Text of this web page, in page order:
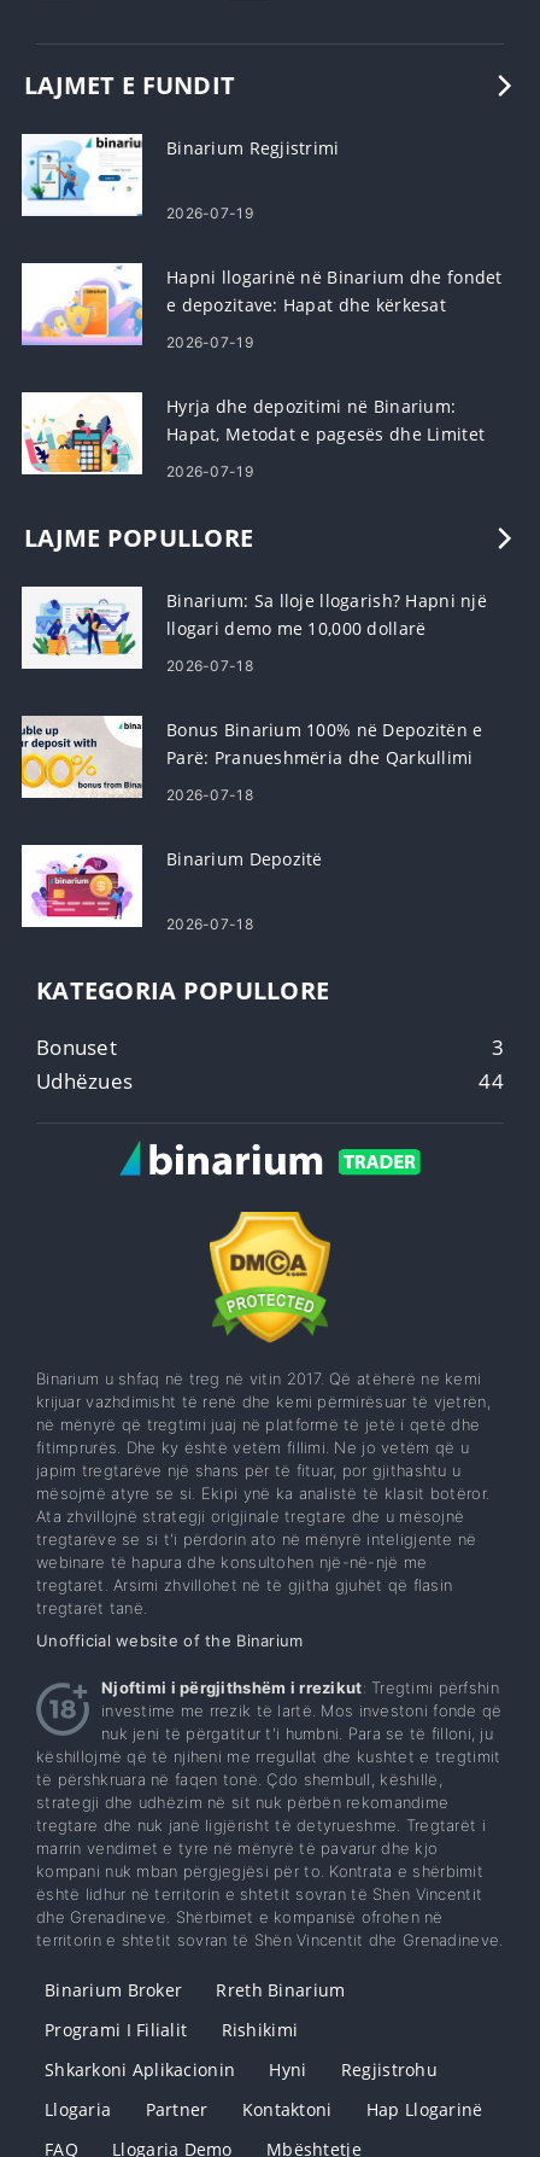
LAJMET E FUNDIT
Binarium Regjistrimi
2026-07-19
Hapni llogarinë në Binarium dhe fondet
e depozitave: Hapat dhe kërkesat
2026-07-19
Hyrja dhe depozitimi në Binarium:
Hapat, Metodat e pagesës dhe Limitet
2026-07-19
LAJME POPULLORE
Binarium: Sa lloje llogarish? Hapni një
llogari demo me 10,000 dollarë
2026-07-18
Bonus Binarium 100% në Depozitën e
Parë: Pranueshmëria dhe Qarkullimi
2026-07-18
Binarium Depozitë
2026-07-18
KATEGORIA POPULLORE
Bonuset
3
Udhëzues
44
Binarium u shfaq në treg në vitin 2017. Që atëherë ne kemi
krijuar vazhdimisht të renë dhe kemi përmirësuar të vjetrën,
në mënyrë që tregtimi juaj në platformë të jetë i qetë dhe
fitimprurës. Dhe ky është vetëm fillimi. Ne jo vetëm që u
japim tregtarëve një shans për të fituar, por gjithashtu u
mësojmë atyre se si. Ekipi ynë ka analistë të klasit botëror.
Ata zhvillojnë strategji origjinale tregtare dhe u mësojnë
tregtarëve se si t'i përdorin ato në mënyrë inteligjente në
webinare të hapura dhe konsultohen një-në-një me
tregtarët. Arsimi zhvillohet në të gjitha gjuhët që flasin
tregtarët tanë.
Unofficial website of the Binarium
Njoftimi i përgjithshëm i rrezikut: Tregtimi përfshin
investime me rrezik të lartë. Mos investoni fonde që
nuk jeni të përgatitur t'i humbni. Para se të filloni, ju
këshillojmë që të njiheni me rregullat dhe kushtet e tregtimit
të përshkruara në faqen tonë. Çdo shembull, këshillë,
strategji dhe udhëzim në sit nuk përbën rekomandime
tregtare dhe nuk janë ligjërisht të detyrueshme. Tregtarët i
marrin vendimet e tyre në mënyrë të pavarur dhe kjo
kompani nuk mban përgjegjësi për to. Kontrata e shërbimit
është lidhur në territorin e shtetit sovran të Shën Vincentit
dhe Grenadineve. Shërbimet e kompanisë ofrohen në
territorin e shtetit sovran të Shën Vincentit dhe Grenadineve.
Binarium Broker
Rreth Binarium
Programi I Filialit
Rishikimi
Shkarkoni Aplikacionin
Hyni
Regjistrohu
Llogaria
Partner Kontaktoni
Hap Llogarinë
FAQ
Llogaria Demo Mbështetje